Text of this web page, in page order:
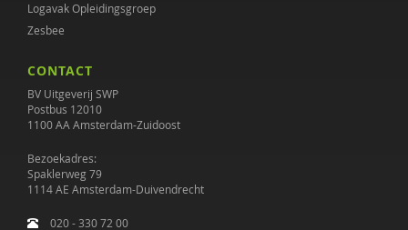
Logavak Opleidingsgroep
Zesbee
CONTACT
BV Uitgeverij SWP
Postbus 12010
1100 AA Amsterdam-Zuidoost
Bezoekadres:
Spaklerweg 79
1114 AE Amsterdam-Duivendrecht
020 - 330 72 00